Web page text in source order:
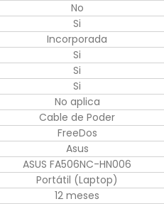
No
Si
Incorporada
Si
Si
Si
No aplica
Cable de Poder
FreeDos
Asus
ASUS FA506NC-HN006
Portátil (Laptop)
12 meses